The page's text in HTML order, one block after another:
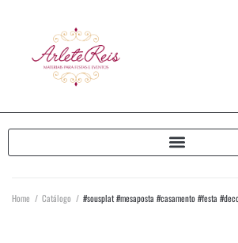
Home / Catálogo / #sousplat #mesaposta #casamento #festa